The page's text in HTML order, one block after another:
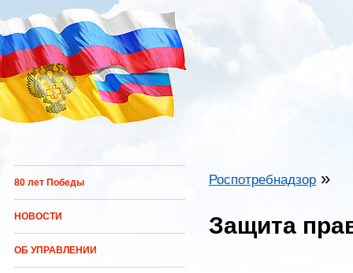
Перейти к основному содержанию
80 лет Победы
НОВОСТИ
ОБ УПРАВЛЕНИИ
Роспотребнадзор »
Защита